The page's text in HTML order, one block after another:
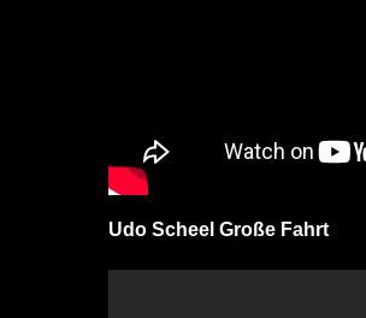
Udo Scheel Große Fahrt